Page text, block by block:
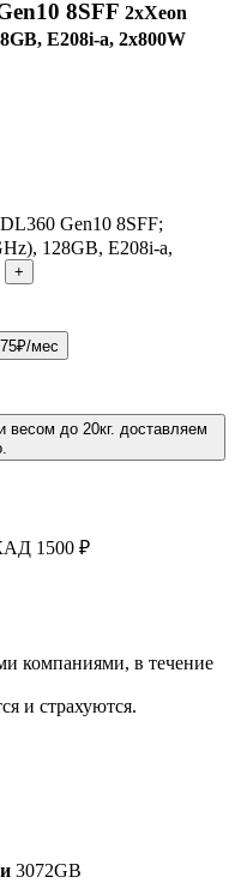
8SFF 2xXeon
E208i-a, 2x800W
Gen10 8SFF;
128GB, E208i-a,
+
мес
весом до 20кг. доставляем
1500 ₽
компаниями, в течение
и страхуются.
3072GB